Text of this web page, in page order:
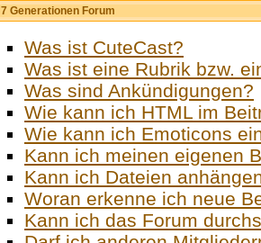
7 Generationen Forum
Was ist CuteCast?
Was ist eine Rubrik bzw.
Was sind Ankündigungen?
Wie kann ich HTML im
Wie kann ich Emoticons
Kann ich meinen eigenen
Kann ich Dateien
Woran erkenne ich neue
Kann ich das Forum